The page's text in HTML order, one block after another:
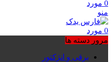
0 مورد
منو
0 مورد
مرور دسته ها
برقی و انژکتور